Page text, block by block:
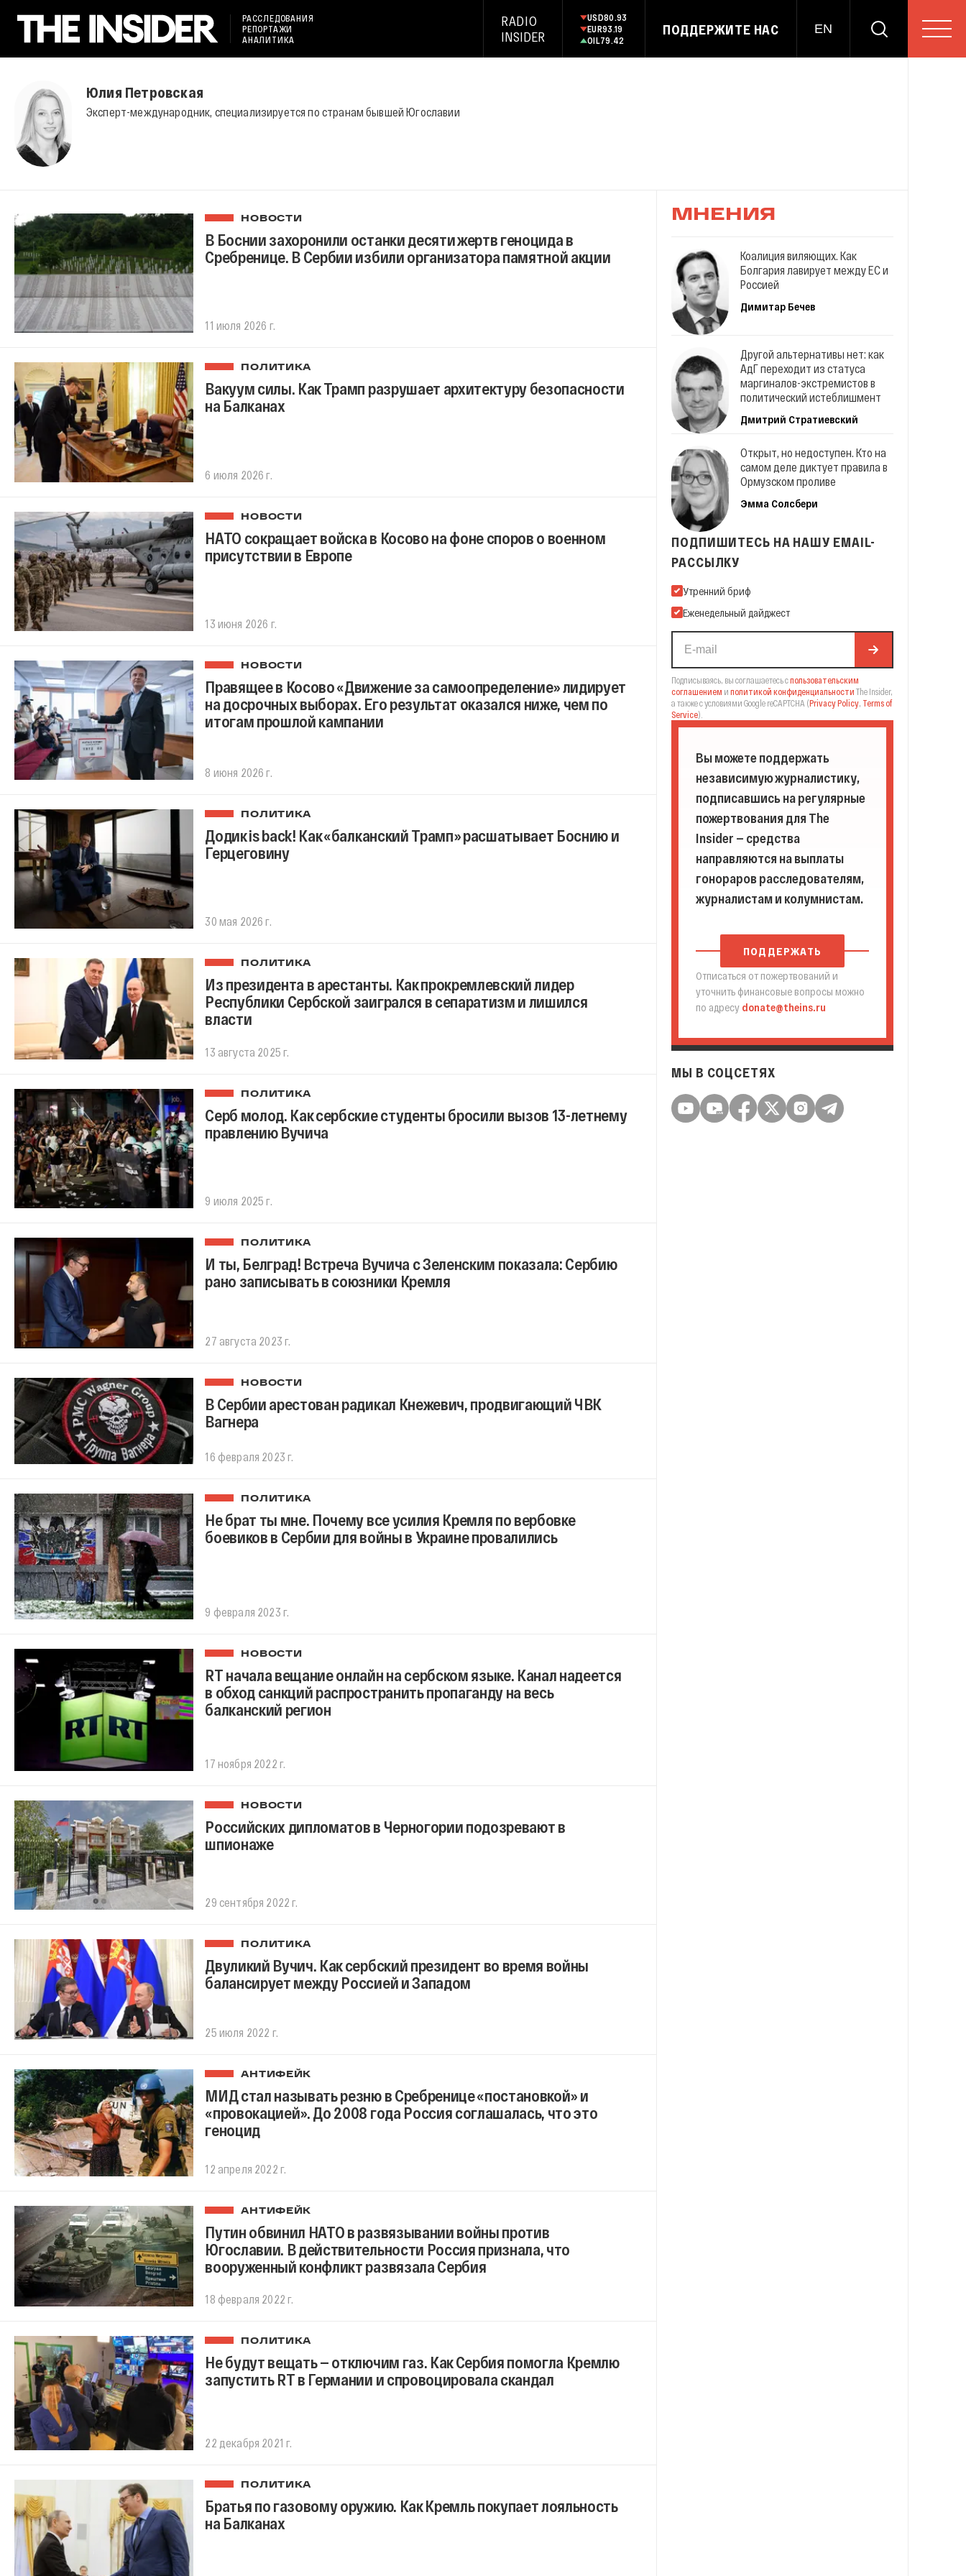
РАССЛЕДОВАНИЯ
РЕПОРТАЖИ
АНАЛИТИКА
RADIO
INSIDER
USD80.93
EUR93.19
OIL79.42
ПОДДЕРЖИТЕ НАС EN
Юлия Петровская
Эксперт-международник, специализируется по странам бывшей Югославии
НОВОСТИ
В Боснии захоронили останки десяти жертв геноцида в
Сребренице. В Сербии избили организатора памятной акции
11 июля 2026 г.
ПОЛИТИКА
Вакуум силы. Как Трамп разрушает архитектуру безопасности
на Балканах
6 июля 2026 г.
НОВОСТИ
НАТО сокращает войска в Косово на фоне споров о военном
присутствии в Европе
13 июня 2026 г.
НОВОСТИ
Правящее в Косово «Движение за самоопределение» лидирует
на досрочных выборах. Его результат оказался ниже, чем по
итогам прошлой кампании
8 июня 2026 г.
ПОЛИТИКА
Додик is back! Как «балканский Трамп» расшатывает Боснию и
Герцеговину
30 мая 2026 г.
ПОЛИТИКА
Из президента в арестанты. Как прокремлевский лидер
Республики Сербской заигрался в сепаратизм и лишился
власти
13 августа 2025 г.
ПОЛИТИКА
Серб молод. Как сербские студенты бросили вызов 13-летнему
правлению Вучича
9 июля 2025 г.
ПОЛИТИКА
И ты, Белград! Встреча Вучича с Зеленским показала: Сербию
рано записывать в союзники Кремля
27 августа 2023 г.
НОВОСТИ
В Сербии арестован радикал Кнежевич, продвигающий ЧВК
Вагнера
16 февраля 2023 г.
ПОЛИТИКА
Не брат ты мне. Почему все усилия Кремля по вербовке
боевиков в Сербии для войны в Украине провалились
9 февраля 2023 г.
НОВОСТИ
RT начала вещание онлайн на сербском языке. Канал надеется
в обход санкций распространить пропаганду на весь
балканский регион
17 ноября 2022 г.
НОВОСТИ
Российских дипломатов в Черногории подозревают в
шпионаже
29 сентября 2022 г.
ПОЛИТИКА
Двуликий Вучич. Как сербский президент во время войны
балансирует между Россией и Западом
25 июля 2022 г.
АНТИФЕЙК
МИД стал называть резню в Сребренице «постановкой» и
«провокацией». До 2008 года Россия соглашалась, что это
геноцид
12 апреля 2022 г.
АНТИФЕЙК
Путин обвинил НАТО в развязывании войны против
Югославии. В действительности Россия признала, что
вооруженный конфликт развязала Сербия
18 февраля 2022 г.
ПОЛИТИКА
Не будут вещать — отключим газ. Как Сербия помогла Кремлю
запустить RT в Германии и спровоцировала скандал
22 декабря 2021 г.
ПОЛИТИКА
Братья по газовому оружию. Как Кремль покупает лояльность
на Балканах
МНЕНИЯ
Коалиция виляющих. Как
Болгария лавирует между ЕС и
Россией
Димитар Бечев
Другой альтернативы нет: как
АдГ переходит из статуса
маргиналов-экстремистов в
политический истеблишмент
Дмитрий Стратиевский
Открыт, но недоступен. Кто на
самом деле диктует правила в
Ормузском проливе
Эмма Солсбери
ПОДПИШИТЕСЬ НА НАШУ EMAIL-
РАССЫЛКУ
Подпишитесь на нашу Email-рассылку
Утренний бриф
Еженедельный дайджест
Подписываясь, вы соглашаетесь спользовательским
соглашением и политикой конфиденциальности The Insider,
а также с условиями Google reCAPTCHA (Privacy Policy, Terms of
Service).
Вы можете поддержать
независимую журналистику,
подписавшись на регулярные
пожертвования для The
Insider — средства
направляются на выплаты
гонораров расследователям,
журналистам и колумнистам.
ПОДДЕРЖАТЬ
Отписаться от пожертвований и
уточнить финансовые вопросы можно
по адресу donate@theins.ru
МЫ В СОЦСЕТЯХ